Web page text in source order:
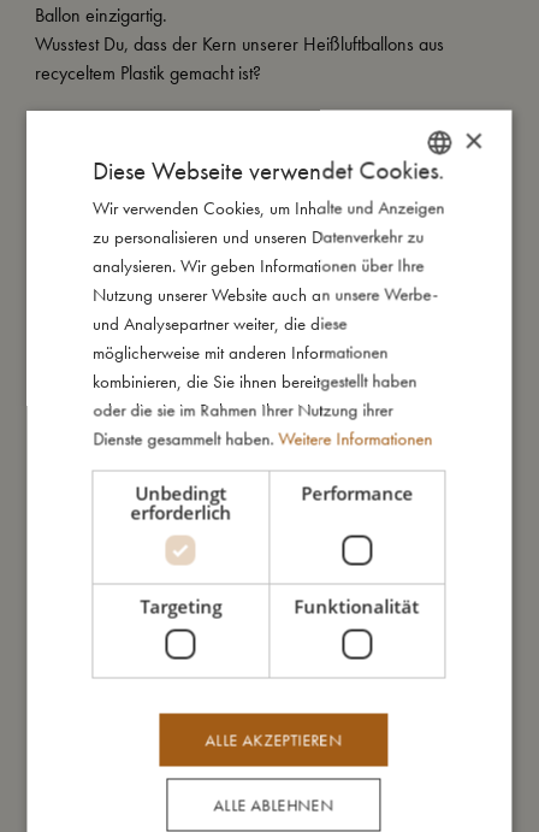
Ballon einzigartig.
Wusstest Du, dass der Kern unserer Heißluftballons aus
recyceltem Plastik gemacht ist?
Wichtig: Unsere Luftballons sind Dekorationsgegenstände und
sollten deshalb außerhalb der Reichweite von Kindern
aufgehängt werden.
So groß bin ich
Daraus bin ich gemacht
So kannst Du mich pflegen
Meine Daten
Das könnte dir auch gefallen
DANISH
ENGLISH
GERMAN
×
Diese Webseite verwendet Cookies.
Wir verwenden Cookies, um Inhalte und Anzeigen
zu personalisieren und unseren Datenverkehr zu
analysieren. Wir geben Informationen über Ihre
Nutzung unserer Website auch an unsere Werbe-
und Analysepartner weiter, die diese
möglicherweise mit anderen Informationen
kombinieren, die Sie ihnen bereitgestellt haben
oder die sie im Rahmen Ihrer Nutzung ihrer
Dienste gesammelt haben. Weitere Informationen
Unbedingt
erforderlich
Performance
Targeting Funktionalität
ALLE AKZEPTIEREN
ALLE ABLEHNEN